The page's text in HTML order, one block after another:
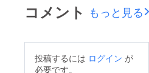
コメント もっと見る
投稿するには ログイン が
必要です。